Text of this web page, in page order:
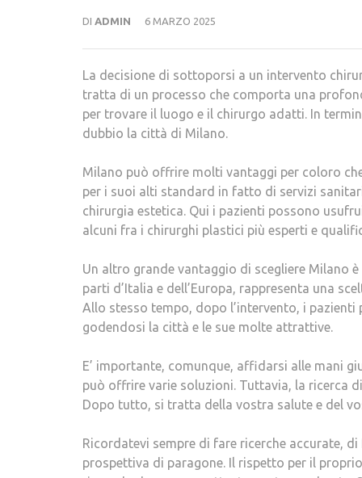
DI ADMIN 6 MARZO 2025
La decisione di sottoporsi a un intervento
tratta di un processo che comporta una
per trovare il luogo e il chirurgo adatti. In
dubbio la città di Milano.
Milano può offrire molti vantaggi per coloro
per i suoi alti standard in fatto di servizi
chirurgia estetica. Qui i pazienti possono
alcuni fra i chirurghi plastici più esperti e
Un altro grande vantaggio di scegliere Milano
parti d’Italia e dell’Europa, rappresenta una
Allo stesso tempo, dopo l’intervento, i
godendosi la città e le sue molte attrattive.
E’ importante, comunque, affidarsi alle mani
può offrire varie soluzioni. Tuttavia, la ricerca
Dopo tutto, si tratta della vostra salute e del
Ricordatevi sempre di fare ricerche accurate,
prospettiva di paragone. Il rispetto per il